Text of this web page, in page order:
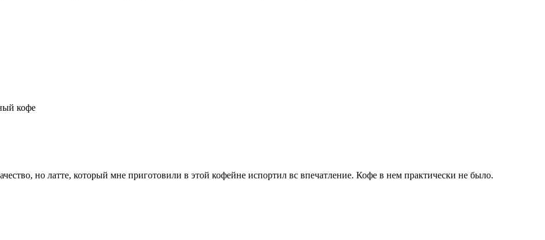
кофе
но латте, который мне приготовили в этой кофейне испортил вс впечатление. Кофе в нем практически не было.